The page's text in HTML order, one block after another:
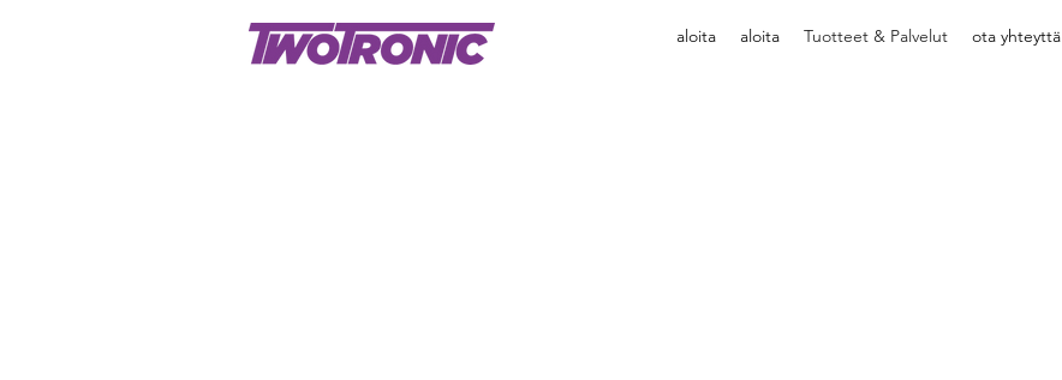
aloita aloita Tuotteet & Palvelut ota yhteyttä